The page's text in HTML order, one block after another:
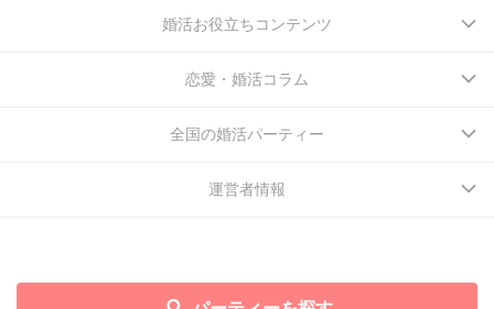
婚活お役立ちコンテンツ
恋愛・婚活コラム
全国の婚活パーティー
運営者情報